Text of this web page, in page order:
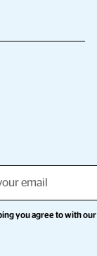
you agree to with our